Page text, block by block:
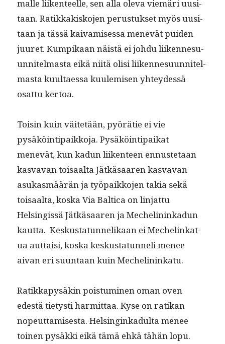
malle liiken­teelle, sen alla ole­va viemäri uusi­
taan. Ratikkakisko­jen perus­tuk­set myös uusi­
taan ja tässä kaivamises­sa menevät puiden
juuret. Kumpikaan näistä ei johdu liiken­nesu­
un­nitel­mas­ta eikä niitä olisi liiken­nesu­un­nitel­
mas­ta kuul­taes­sa kuulemisen yhtey­dessä
osat­tu kertoa.
Toisin kuin väitetään, pyörätie ei vie
pysäköin­tipaikko­ja. Pysäköin­tipaikat
menevät, kun kadun liiken­teen ennuste­taan
kas­va­van toisaal­ta Jätkäsaaren kas­va­van
asukas­määrän ja työ­paikko­jen takia sekä
toisaal­ta, kos­ka Via Balti­ca on lin­jat­tu
Helsingis­sä Jätkäsaaren ja Meche­lininkadun
kaut­ta. Keskus­tatun­nelikaan ei Meche­linkat­
ua aut­taisi, kos­ka keskus­tatun­neli menee
aivan eri suun­taan kuin Mechelininkatu.
Ratikkapysäkin pois­tu­mi­nen oman oven
edestä tietysti har­mit­taa. Kyse on ratikan
nopeut­tamis­es­ta. Helsinginkadul­ta menee
toinen pysäk­ki eikä tämä ehkä tähän lopu.